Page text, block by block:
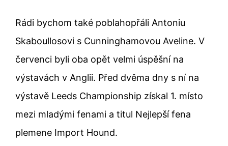
Rádi bychom také poblahopřáli Antoniu
Skaboullosovi s Cunninghamovou Aveline. V
červenci byli oba opět velmi úspěšní na
výstavách v Anglii. Před dvěma dny s ní na
výstavě Leeds Championship získal 1. místo
mezi mladými fenami a titul Nejlepší fena
plemene Import Hound.